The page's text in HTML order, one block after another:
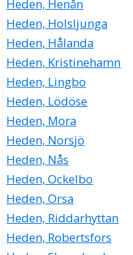
Heden, Henån
Heden, Holsljunga
Heden, Hålanda
Heden, Kristinehamn
Heden, Lingbo
Heden, Lödöse
Heden, Mora
Heden, Norsjö
Heden, Nås
Heden, Ockelbo
Heden, Orsa
Heden, Riddarhyttan
Heden, Robertsfors